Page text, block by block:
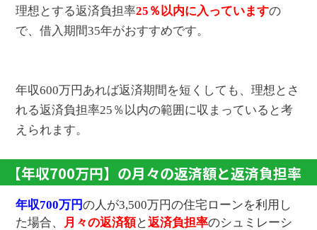
理想とする返済負担率25％以内に入っていますの
で、借入期間35年がおすすめです。
年収600万円あれば返済期間を短くしても、理想とさ
れる返済負担率25％以内の範囲に収まっていると考
えられます。
【年収700万円】の月々の返済額と返済負担率
年収700万円の人が3,500万円の住宅ローンを利用し
た場合、 月々の返済額と返済負担率のシュミレーシ